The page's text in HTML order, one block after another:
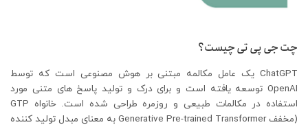
چت جی پی تی چیست؟
ChatGPT یک عامل مکالمه مبتنی بر هوش مصنوعی است که توسط
OpenAI توسعه یافته است و برای درک و تولید پاسخ های متنی مورد
استفاده در مکالمات طبیعی و روزمره طراحی شده است. خانواه GTP
(مخفف Generative Pre-trained Transformer به معنای مبدل تولید کننده